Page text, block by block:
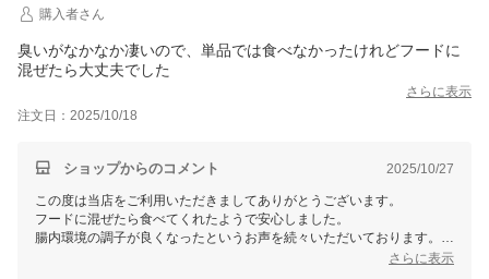
購入者さん
臭いがなかなか凄いので、単品では食べなかったけれどフードに
混ぜたら大丈夫でした
さらに表示
注文日：2025/10/18
ショップからのコメント 2025/10/27
この度は当店をご利用いただきましてありがとうございます。
フードに混ぜたら食べてくれたようで安心しました。
腸内環境の調子が良くなったというお声を続々いただいております。
飼い主様のワンちゃんにも良い変化がありますように（＾＾）さらに表示